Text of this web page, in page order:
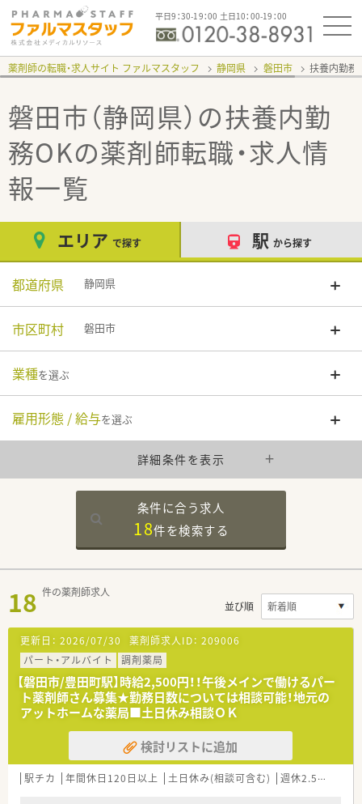
平日9：30-19：00 土日10：00-19：00
薬剤師の転職・求人サイト ファルマスタッフ 静岡県 磐田市 扶養内勤
磐田市（静岡県）の扶養内勤
務OKの薬剤師転職・求人情
報一覧
エリア で探す 駅 から探す
都道府県 静岡県
市区町村 磐田市
業種を選ぶ
雇用形態 / 給与を選ぶ
詳細条件を表示
条件に合う求人
18件を検索する
18 件の薬剤師求人
並び順
更新日： 2026/07/30 薬剤師求人ID： 209006
パート・アルバイト
調剤薬局
【磐田市/豊田町駅】時給2,500円！！午後メインで働けるパー
ト薬剤師さん募集★勤務日数については相談可能！地元の
アットホームな薬局■土日休み相談ＯＫ
検討リストに追加
駅チカ 年間休日120日以上 土日休み(相談可含む) 週休2.5日以上